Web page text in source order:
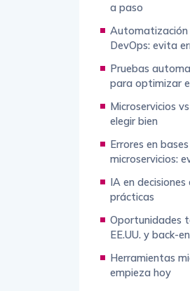
a paso
DevOps: evita
Pruebas
para optimizar
Microservicios
elegir bien
Errores en
microservicios:
IA en decisiones
prácticas
Oportunidades
EE.UU. y back-
Herramientas
empieza hoy